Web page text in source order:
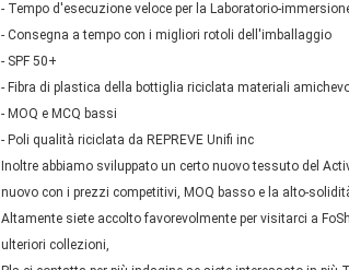
- Tempo d'esecuzione veloce per la Laboratorio-
- Consegna a tempo con i migliori rotoli dell'imballaggio
- SPF 50+
- Fibra di plastica della bottiglia riciclata materiali
- MOQ e MCQ bassi
- Poli qualità riciclata da REPREVE Unifi inc
Inoltre abbiamo sviluppato un certo nuovo tessuto del
nuovo con i prezzi competitivi, MOQ basso e la alto-
Altamente siete accolto favorevolmente per visitarci a
ulteriori collezioni,